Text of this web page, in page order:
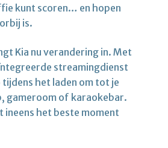
kunt scoren… en hopen
is.
Kia nu verandering in. Met
streamingdienst
het laden om tot je
gameroom of karaokebar.
ineens het beste moment